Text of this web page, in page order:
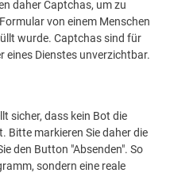
daher Captchas, um zu
von einem Menschen
wurde. Captchas sind für
eines Dienstes unverzichtbar.
sicher, dass kein Bot die
markieren Sie daher die
den Button "Absenden". So
sondern eine reale